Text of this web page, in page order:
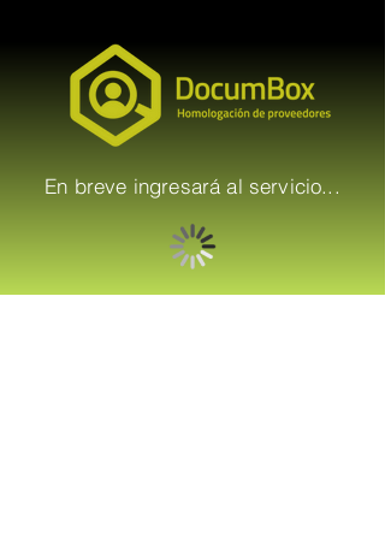
En breve ingresará al servicio...